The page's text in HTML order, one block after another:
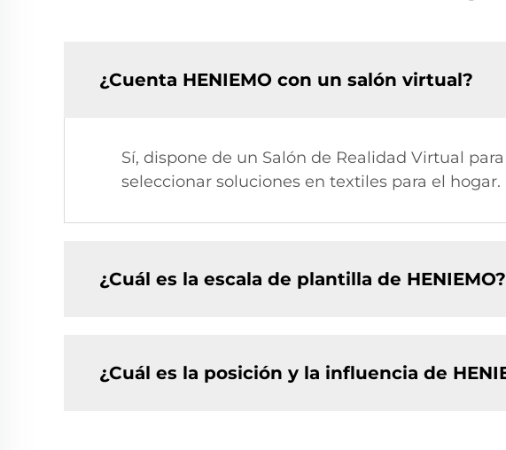
¿Cuenta HENIEMO con un salón virtual?
Sí, dispone de un Salón de Realidad Virtual
seleccionar soluciones en textiles para el hogar.
¿Cuál es la escala de plantilla de HENIEMO?
¿Cuál es la posición y la influencia de